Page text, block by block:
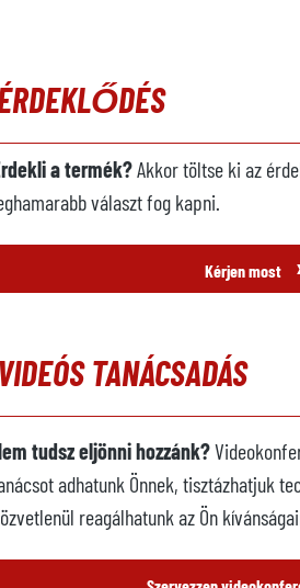
a termék?Akkor töltse ki az
választ fog kapni.
Kérjen most
VIDEÓS TANÁCSADÁS
tudsz eljönni hozzánk?
adhatunk Önnek, tisztázhatjuk
reagálhatunk az Ön